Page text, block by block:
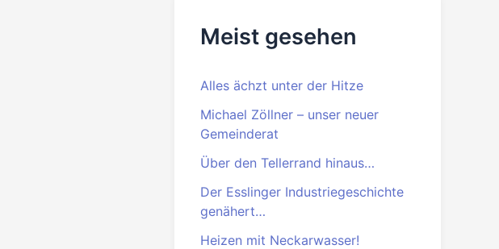
Meist gesehen
Alles ächzt unter der Hitze
Michael Zöllner – unser neuer
Gemeinderat
Über den Tellerrand hinaus…
Der Esslinger Industriegeschichte
genähert…
Heizen mit Neckarwasser!